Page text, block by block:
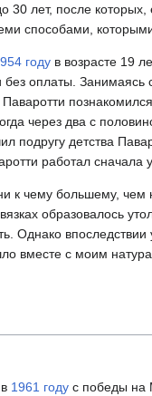
30 лет, после
способами,
году в возрасте 19
оплаты. Занимаясь
через два с
подругу детства
работал
к чему большему,
образовалось
Однако
вместе с моим
1961 году с победы на